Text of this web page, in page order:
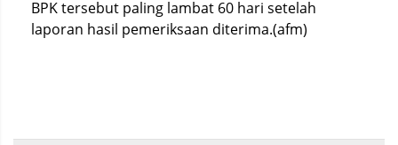
BPK tersebut paling lambat 60 hari setelah
laporan hasil pemeriksaan diterima.(afm)